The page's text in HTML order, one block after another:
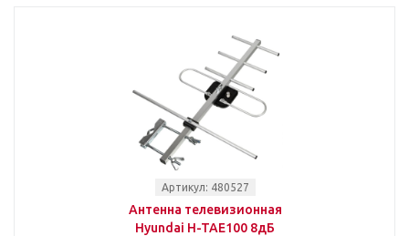
Артикул: 480527
Антенна телевизионная
Hyundai H-TAE100 8дБ